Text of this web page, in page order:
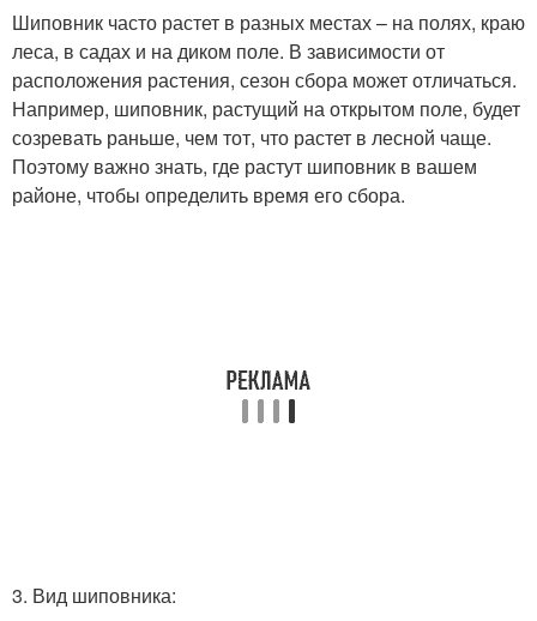
Шиповник часто растет в разных местах – на полях, краю
леса, в садах и на диком поле. В зависимости от
расположения растения, сезон сбора может отличаться.
Например, шиповник, растущий на открытом поле, будет
созревать раньше, чем тот, что растет в лесной чаще.
Поэтому важно знать, где растут шиповник в вашем
районе, чтобы определить время его сбора.
3. Вид шиповника: